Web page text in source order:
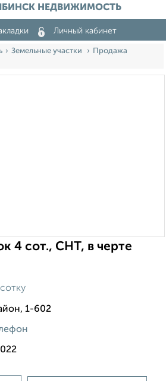
НЕДВИЖИМОСТЬ
Личный кабинет
Земельные участки
Продажа
4 сот., СНТ, в черте
1-602